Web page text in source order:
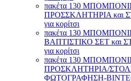
πακέτα 130
ΠΡΟΣΣΚΛΗΤΗΡΙΑ και
για κορίτσι
πακέτα 130
ΒΑΠΤΙΣΤΙΚΟ ΣΕΤ και
για κορίτσι
πακέτα 130
ΠΡΟΣΚΛΗΤΗΡΙΑ/
ΦΩΤΟΓΡΑΦΗΣΗ-